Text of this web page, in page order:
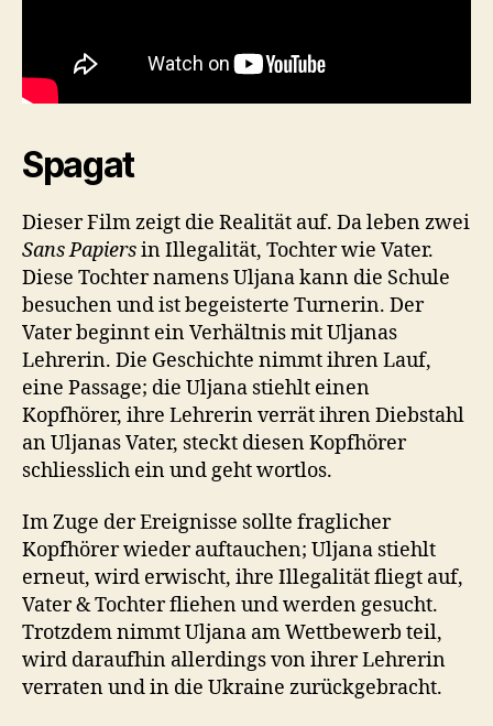
Spagat
Dieser Film zeigt die Realität auf. Da leben zwei
Sans Papiersin Illegalität, Tochter wie Vater.
Diese Tochter namens Uljana kann die Schule
besuchen und ist begeisterte Turnerin. Der
Vater beginnt ein Verhältnis mit Uljanas
Lehrerin. Die Geschichte nimmt ihren Lauf,
eine Passage; die Uljana stiehlt einen
Kopfhörer, ihre Lehrerin verrät ihren Diebstahl
an Uljanas Vater, steckt diesen Kopfhörer
schliesslich ein und geht wortlos.
Im Zuge der Ereignisse sollte fraglicher
Kopfhörer wieder auftauchen; Uljana stiehlt
erneut, wird erwischt, ihre Illegalität fliegt auf,
Vater & Tochter fliehen und werden gesucht.
Trotzdem nimmt Uljana am Wettbewerb teil,
wird daraufhin allerdings von ihrer Lehrerin
verraten und in die Ukraine zurückgebracht.